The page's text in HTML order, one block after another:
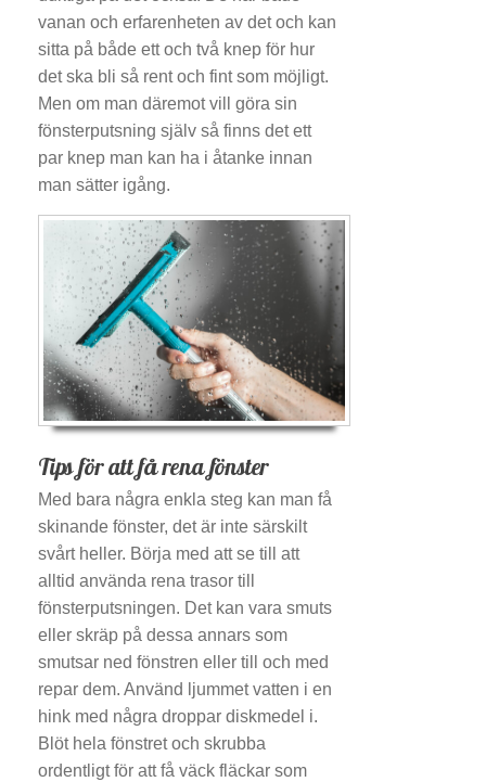
vanan och erfarenheten av det och kan
sitta på både ett och två knep för hur
det ska bli så rent och fint som möjligt.
Men om man däremot vill göra sin
fönsterputsning själv så finns det ett
par knep man kan ha i åtanke innan
man sätter igång.
Tips för att få rena fönster
Med bara några enkla steg kan man få
skinande fönster, det är inte särskilt
svårt heller. Börja med att se till att
alltid använda rena trasor till
fönsterputsningen. Det kan vara smuts
eller skräp på dessa annars som
smutsar ned fönstren eller till och med
repar dem. Använd ljummet vatten i en
hink med några droppar diskmedel i.
Blöt hela fönstret och skrubba
ordentligt för att få väck fläckar som